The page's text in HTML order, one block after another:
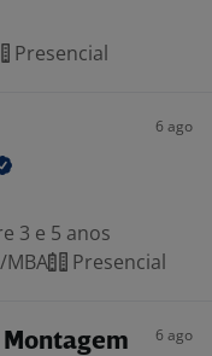
Presencial
6 ago
3 e 5 anos
MBA
Presencial
6 ago